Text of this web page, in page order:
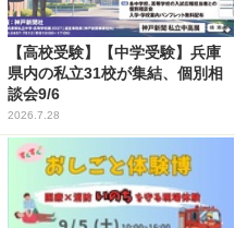
【高校受験】【中学受験】兵庫
県内の私立31校が集結、個別相
談会9/6
2026.7.28